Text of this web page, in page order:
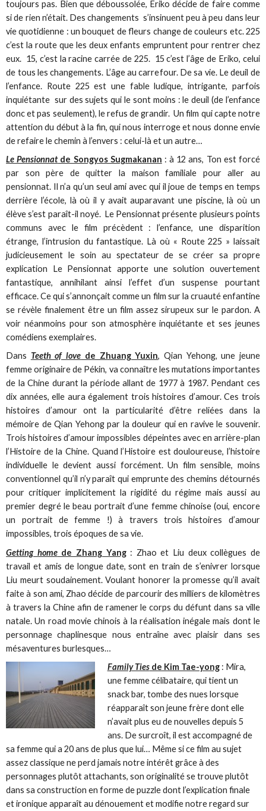
toujours pas. Bien que déboussolée, Eriko décide de faire comme
si de rien n’était. Des changements s’insinuent peu à peu dans leur
vie quotidienne : un bouquet de fleurs change de couleurs etc. 225
c’est la route que les deux enfants empruntent pour rentrer chez
eux. 15, c’est la racine carrée de 225. 15 c’est l’âge de Eriko, celui
de tous les changements. L’âge au carrefour. De sa vie. Le deuil de
l’enfance. Route 225 est une fable ludique, intrigante, parfois
inquiétante sur des sujets qui le sont moins : le deuil (de l’enfance
donc et pas seulement), le refus de grandir. Un film qui capte notre
attention du début à la fin, qui nous interroge et nous donne envie
de refaire le chemin à l’envers : celui-là et un autre…
Le Pensionnatde Songyos Sugmakanan : à 12 ans, Ton est forcé
par son père de quitter la maison familiale pour aller au
pensionnat. Il n’a qu’un seul ami avec qui il joue de temps en temps
derrière l’école, là où il y avait auparavant une piscine, là où un
élève s’est paraît-il noyé. Le Pensionnat présente plusieurs points
communs avec le film précèdent : l’enfance, une disparition
étrange, l’intrusion du fantastique. Là où « Route 225 » laissait
judicieusement le soin au spectateur de se créer sa propre
explication Le Pensionnat apporte une solution ouvertement
fantastique, annihilant ainsi l’effet d’un suspense pourtant
efficace. Ce qui s’annonçait comme un film sur la cruauté enfantine
se révèle finalement être un film assez sirupeux sur le pardon. A
voir néanmoins pour son atmosphère inquiétante et ses jeunes
comédiens exemplaires.
Dans Teeth of love de Zhuang Yuxin, Qian Yehong, une jeune
femme originaire de Pékin, va connaître les mutations importantes
de la Chine durant la période allant de 1977 à 1987. Pendant ces
dix années, elle aura également trois histoires d’amour. Ces trois
histoires d’amour ont la particularité d’être reliées dans la
mémoire de Qian Yehong par la douleur qui en ravive le souvenir.
Trois histoires d’amour impossibles dépeintes avec en arrière-plan
l’Histoire de la Chine. Quand l’Histoire est douloureuse, l’histoire
individuelle le devient aussi forcément. Un film sensible, moins
conventionnel qu’il n’y paraît qui emprunte des chemins détournés
pour critiquer implicitement la rigidité du régime mais aussi au
premier degré le beau portrait d’une femme chinoise (oui, encore
un portrait de femme !) à travers trois histoires d’amour
impossibles, trois époques de sa vie.
Getting homede Zhang Yang: Zhao et Liu deux collègues de
travail et amis de longue date, sont en train de s’enivrer lorsque
Liu meurt soudainement. Voulant honorer la promesse qu’il avait
faite à son ami, Zhao décide de parcourir des milliers de kilomètres
à travers la Chine afin de ramener le corps du défunt dans sa ville
natale. Un road movie chinois à la réalisation inégale mais dont le
personnage chaplinesque nous entraîne avec plaisir dans ses
mésaventures burlesques…
Family Tiesde Kim Tae-yong: Mira,
une femme célibataire, qui tient un
snack bar, tombe des nues lorsque
réapparaît son jeune frère dont elle
n’avait plus eu de nouvelles depuis 5
ans. De surcroît, il est accompagné de
sa femme qui a 20 ans de plus que lui… Même si ce film au sujet
assez classique ne perd jamais notre intérêt grâce à des
personnages plutôt attachants, son originalité se trouve plutôt
dans sa construction en forme de puzzle dont l’explication finale
et ironique apparaît au dénouement et modifie notre regard sur